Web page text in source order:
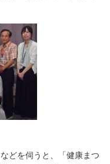
どを伺うと、「健康まつ